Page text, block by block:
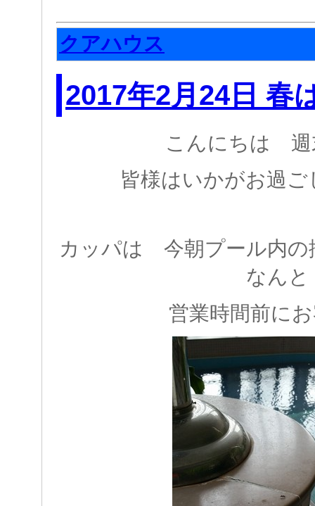
クアハウス
2017年2月24日 春
こんにちは 週
皆様はいかがお過
カッパは 今朝プール内
なんと
営業時間前に